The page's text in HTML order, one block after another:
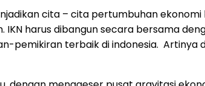
cita – cita pertumbuhan
harus dibangun secara bersama
pemikiran terbaik di indonesia. Artinya